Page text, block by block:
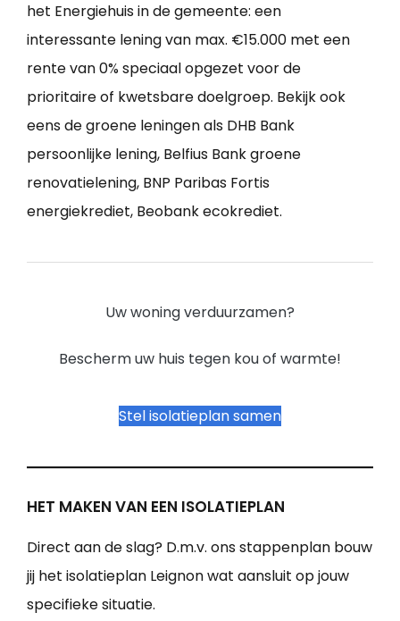
het Energiehuis in de gemeente: een
interessante lening van max. €15.000 met een
rente van 0% speciaal opgezet voor de
prioritaire of kwetsbare doelgroep. Bekijk ook
eens de groene leningen als DHB Bank
persoonlijke lening, Belfius Bank groene
renovatielening, BNP Paribas Fortis
energiekrediet, Beobank ecokrediet.
Uw woning verduurzamen?
Bescherm uw huis tegen kou of warmte!
Stel isolatieplan samen
HET MAKEN VAN EEN ISOLATIEPLAN
Direct aan de slag? D.m.v. ons stappenplan bouw
jij het isolatieplan Leignon wat aansluit op jouw
specifieke situatie.